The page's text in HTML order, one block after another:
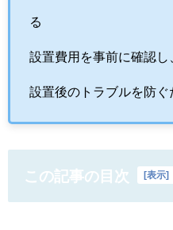
る
設置費用を事前に確認
設置後のトラブルを防
この記事の目次 [表示]